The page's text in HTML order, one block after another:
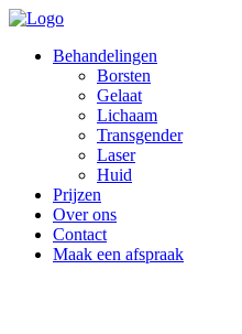
Behandelingen
Borsten
Gelaat
Lichaam
Transgender
Laser
Huid
Prijzen
Over ons
Contact
Maak een afspraak